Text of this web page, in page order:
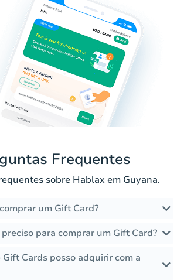
Frequentes
sobre Hablax em Guyana.
um Gift Card?
para comprar um Gift Card?
Cards posso adquirir com a